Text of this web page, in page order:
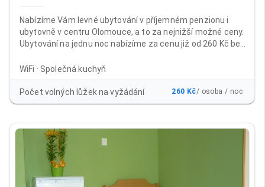
Nabízíme Vám levné ubytování v příjemném penzionu i
ubytovně v centru Olomouce, a to za nejnižší možné ceny.
Ubytování na jednu noc nabízíme za cenu již od 260 Kč bez
a WiFi ZDARMA. Ubytovnu i penzion najdete téměř v centru
města Olomouc, a to na výborně dostupném místě v areálu
bývalých kasáren Prokopa Holého, naproti prodejně
Baumax Olomouc. Nabízíme klidné ubytování ve 2-
WiFi · Společná kuchyň
Počet volných lůžek na vyžádání 260 Kč/ osoba / noc